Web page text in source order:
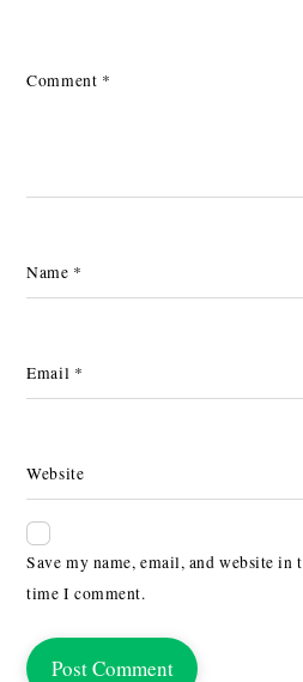
Comment *
Name *
Email *
Website
Save my name, email, and website
time I comment.